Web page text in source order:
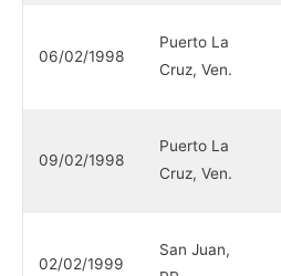
06/02/1998
Puerto La
Cruz, Ven.
09/02/1998
Puerto La
Cruz, Ven.
02/02/1999
San Juan,